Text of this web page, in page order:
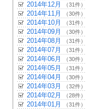
2014年12月 （31件）
2014年11月 （30件）
2014年10月 （31件）
2014年09月 （30件）
2014年08月 （31件）
2014年07月 （31件）
2014年06月 （30件）
2014年05月 （31件）
2014年04月 （30件）
2014年03月 （32件）
2014年02月 （28件）
2014年01月 （31件）